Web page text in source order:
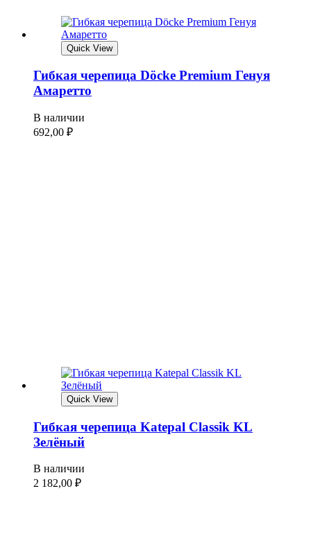
Quick View
Гибкая черепица Döcke Premium Генуя
Амаретто
В наличии
692,00 ₽
Quick View
Гибкая черепица Katepal Classik KL
Зелёный
В наличии
2 182,00 ₽